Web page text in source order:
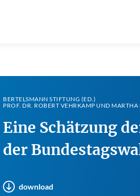
BERTELSMANN STIFTUNG (ED.)
PROF. DR. ROBERT VEHRKAMP UND MARTHA
Eine Schätzung
der
download